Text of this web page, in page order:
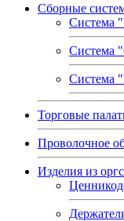
Сборные
Система
Система
Торговые
Проволочное
Изделия из